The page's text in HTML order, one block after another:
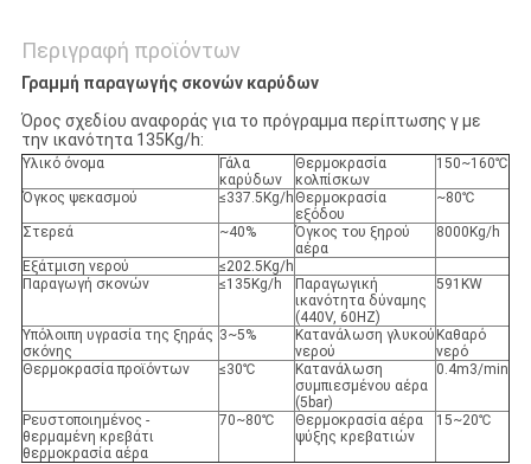
Περιγραφή προϊόντων
Γραμμή παραγωγής σκονών καρύδων
Όρος σχεδίου αναφοράς για το πρόγραμμα περίπτωσης γ με
την ικανότητα 135Kg/h:
Υλικό όνομα
Γάλα
καρύδων
Θερμοκρασία
κολπίσκων
150~160℃
Όγκος ψεκασμού ≤337.5Kg/h Θερμοκρασία
εξόδου
~80℃
Στερεά ~40%
Όγκος του ξηρού
αέρα
8000Kg/h
Εξάτμιση νερού
≤202.5Kg/h
Παραγωγή σκονών
≤135Kg/h
Παραγωγική
ικανότητα δύναμης
(440V, 60HZ)
591KW
Υπόλοιπη υγρασία της ξηράς
σκόνης
3~5%
Κατανάλωση γλυκού
νερού
Καθαρό
νερό
Θερμοκρασία προϊόντων
≤30℃
Κατανάλωση
συμπιεσμένου αέρα
(5bar)
0.4m3/min
Ρευστοποιημένος -
θερμαμένη κρεβάτι
θερμοκρασία αέρα
70~80℃
Θερμοκρασία αέρα
ψύξης κρεβατιών
15~20℃